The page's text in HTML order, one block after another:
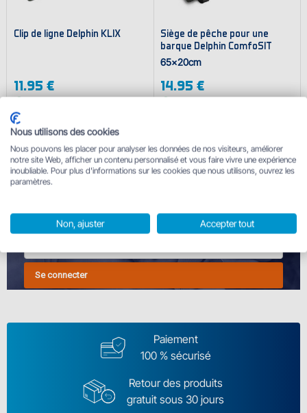
Clip de ligne Delphin KLIX
11.95 €
Siège de pêche pour une
barque Delphin ComfoSIT
65x20cm
14.95 €
INSCRIVEZ-VOUS À NOTRE NEWSLETTER
Se connecter
Paiement
100 % sécurisé
Retour des produits
gratuit sous 30 jours
Nous utilisons des cookies
Nous pouvons les placer pour analyser les données de nos visiteurs, améliorer
notre site Web, afficher un contenu personnalisé et vous faire vivre une expérience
inoubliable. Pour plus d'informations sur les cookies que nous utilisons, ouvrez les
paramètres.
Non, ajuster Accepter tout